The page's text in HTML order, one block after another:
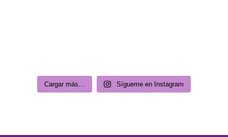
Cargar más… Sígueme en Instagram